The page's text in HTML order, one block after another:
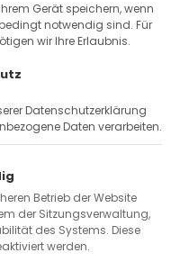
Gerät speichern, wenn
notwendig sind. Für
wir Ihre Erlaubnis.
Datenschutzerklärung
Daten verarbeiten.
Betrieb der Website
der Sitzungsverwaltung,
des Systems. Diese
werden.